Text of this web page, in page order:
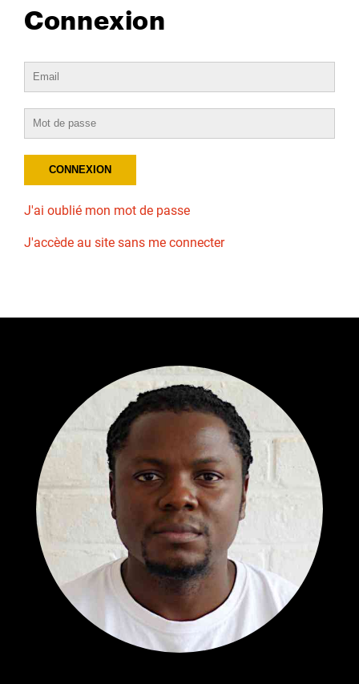
Connexion
J'ai oublié mon mot de passe
J'accède au site sans me connecter